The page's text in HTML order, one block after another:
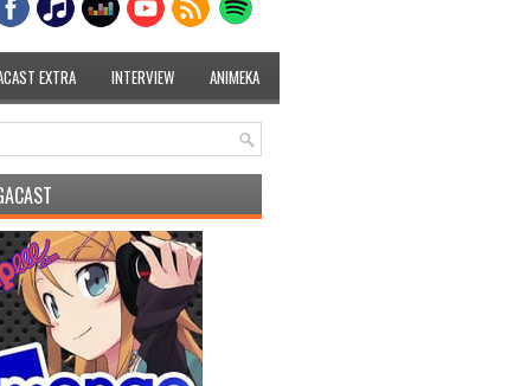
EXTRA INTERVIEW ANIMEKA